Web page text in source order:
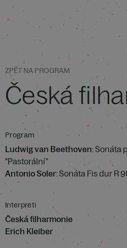
ZPĚT NA PROGRAM
Česká
Program
Ludwig van Beethoven: Sonáta
"Pastorální"
Antonio Soler: Sonáta Fis dur R
Interpreti
Česká filharmonie
Erich Kleiber